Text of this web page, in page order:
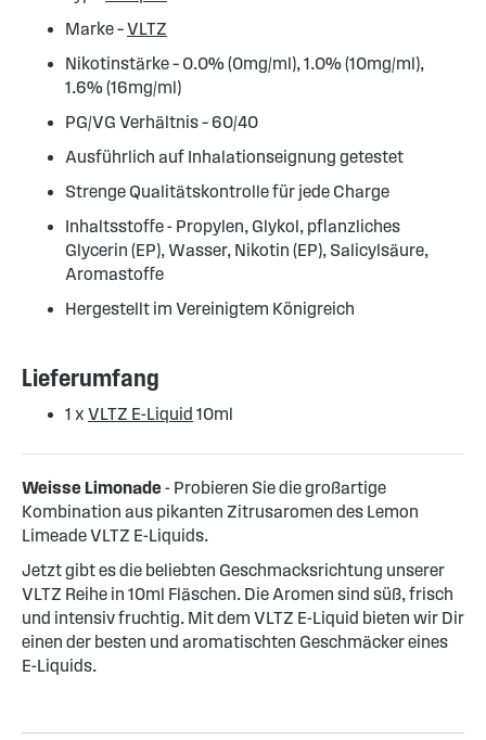
Marke –VLTZ
Nikotinstärke – 0.0% (0mg/ml), 1.0% (10mg/ml),
1.6% (16mg/ml)
PG/VG Verhältnis – 60/40
Ausführlich auf Inhalationseignung getestet
Strenge Qualitätskontrolle für jede Charge
Inhaltsstoffe - Propylen, Glykol, pflanzliches
Glycerin (EP), Wasser, Nikotin (EP), Salicylsäure,
Aromastoffe
Hergestellt im Vereinigtem Königreich
Lieferumfang
1 x VLTZ E-Liquid 10ml
Weisse Limonade- Probieren Sie die großartige
Kombination aus pikanten Zitrusaromen des Lemon
Limeade VLTZ E-Liquids.
Jetzt gibt es die beliebten Geschmacksrichtung unserer
VLTZ Reihe in 10ml Fläschen. Die Aromen sind süß, frisch
und intensiv fruchtig. Mit dem VLTZ E-Liquid bieten wir Dir
einen der besten und aromatischten Geschmäcker eines
E-Liquids.